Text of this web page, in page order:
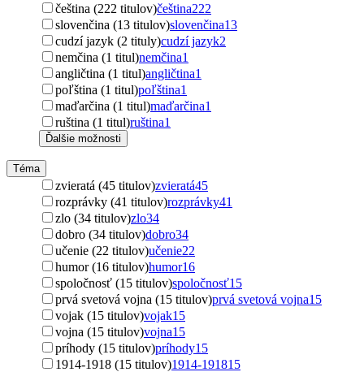
čeština (222 titulov)čeština222
slovenčina (13 titulov)slovenčina13
cudzí jazyk (2 tituly)cudzí jazyk2
nemčina (1 titul)nemčina1
angličtina (1 titul)angličtina1
poľština (1 titul)poľština1
maďarčina (1 titul)maďarčina1
ruština (1 titul)ruština1
Ďalšie možnosti
Téma
zvieratá (45 titulov)zvieratá45
rozprávky (41 titulov)rozprávky41
zlo (34 titulov)zlo34
dobro (34 titulov)dobro34
učenie (22 titulov)učenie22
humor (16 titulov)humor16
spoločnosť (15 titulov)spoločnosť15
prvá svetová vojna (15 titulov)prvá svetová vojna15
vojak (15 titulov)vojak15
vojna (15 titulov)vojna15
príhody (15 titulov)príhody15
1914-1918 (15 titulov)1914-191815